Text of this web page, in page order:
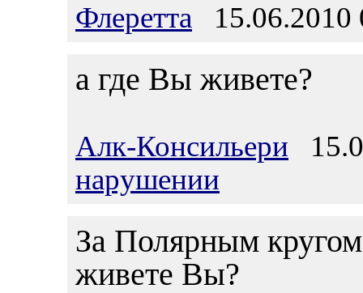
Флеретта 15.06.2010
а где Вы живете?
Алк-Консильери
нарушении
За Полярным
живете Вы?